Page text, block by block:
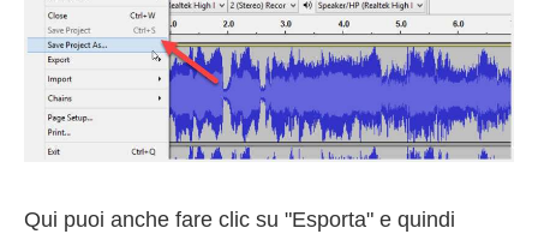
Qui puoi anche fare clic su "Esporta" e quindi